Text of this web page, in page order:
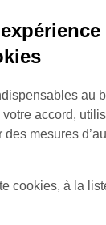
au
accord,
mesures
cookies, à la